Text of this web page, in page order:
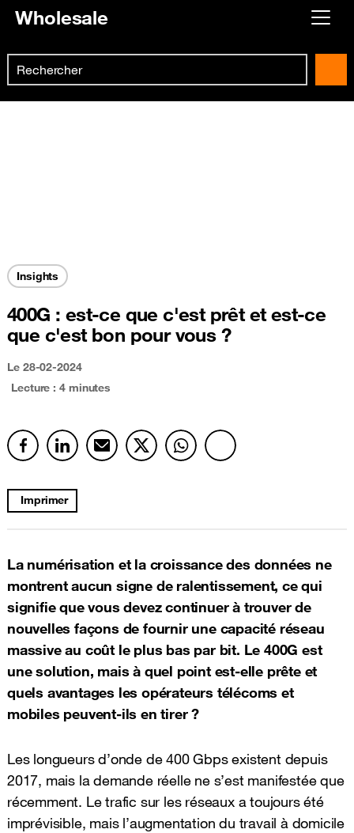
Wholesale
Already customer ?
Search
Insights
400G : est-ce que c'est prêt et est-ce
que c'est bon pour vous ?
Le 28-02-2024
Lecture : 4 minutes
Imprimer
La numérisation et la croissance des données ne
montrent aucun signe de ralentissement, ce qui
signifie que vous devez continuer à trouver de
nouvelles façons de fournir une capacité réseau
massive au coût le plus bas par bit. Le 400G est
une solution, mais à quel point est-elle prête et
quels avantages les opérateurs télécoms et
mobiles peuvent-ils en tirer ?
Les longueurs d’onde de 400 Gbps existent depuis
2017, mais la demande réelle ne s’est manifestée que
récemment. Le trafic sur les réseaux a toujours été
imprévisible, mais l’augmentation du travail à domicile